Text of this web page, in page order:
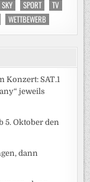
SKY SPORT
TV
WETTBEWERB
Konzert: SAT.1
jeweils
5. Oktober den
dann